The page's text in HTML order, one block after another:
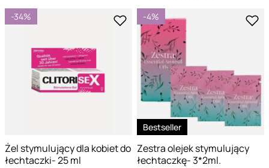
-34%
Żel stymulujący dla kobiet do
łechtaczki- 25 ml
-4%
Bestseller
Zestra olejek stymulujący
łechtaczkę- 3*2ml.